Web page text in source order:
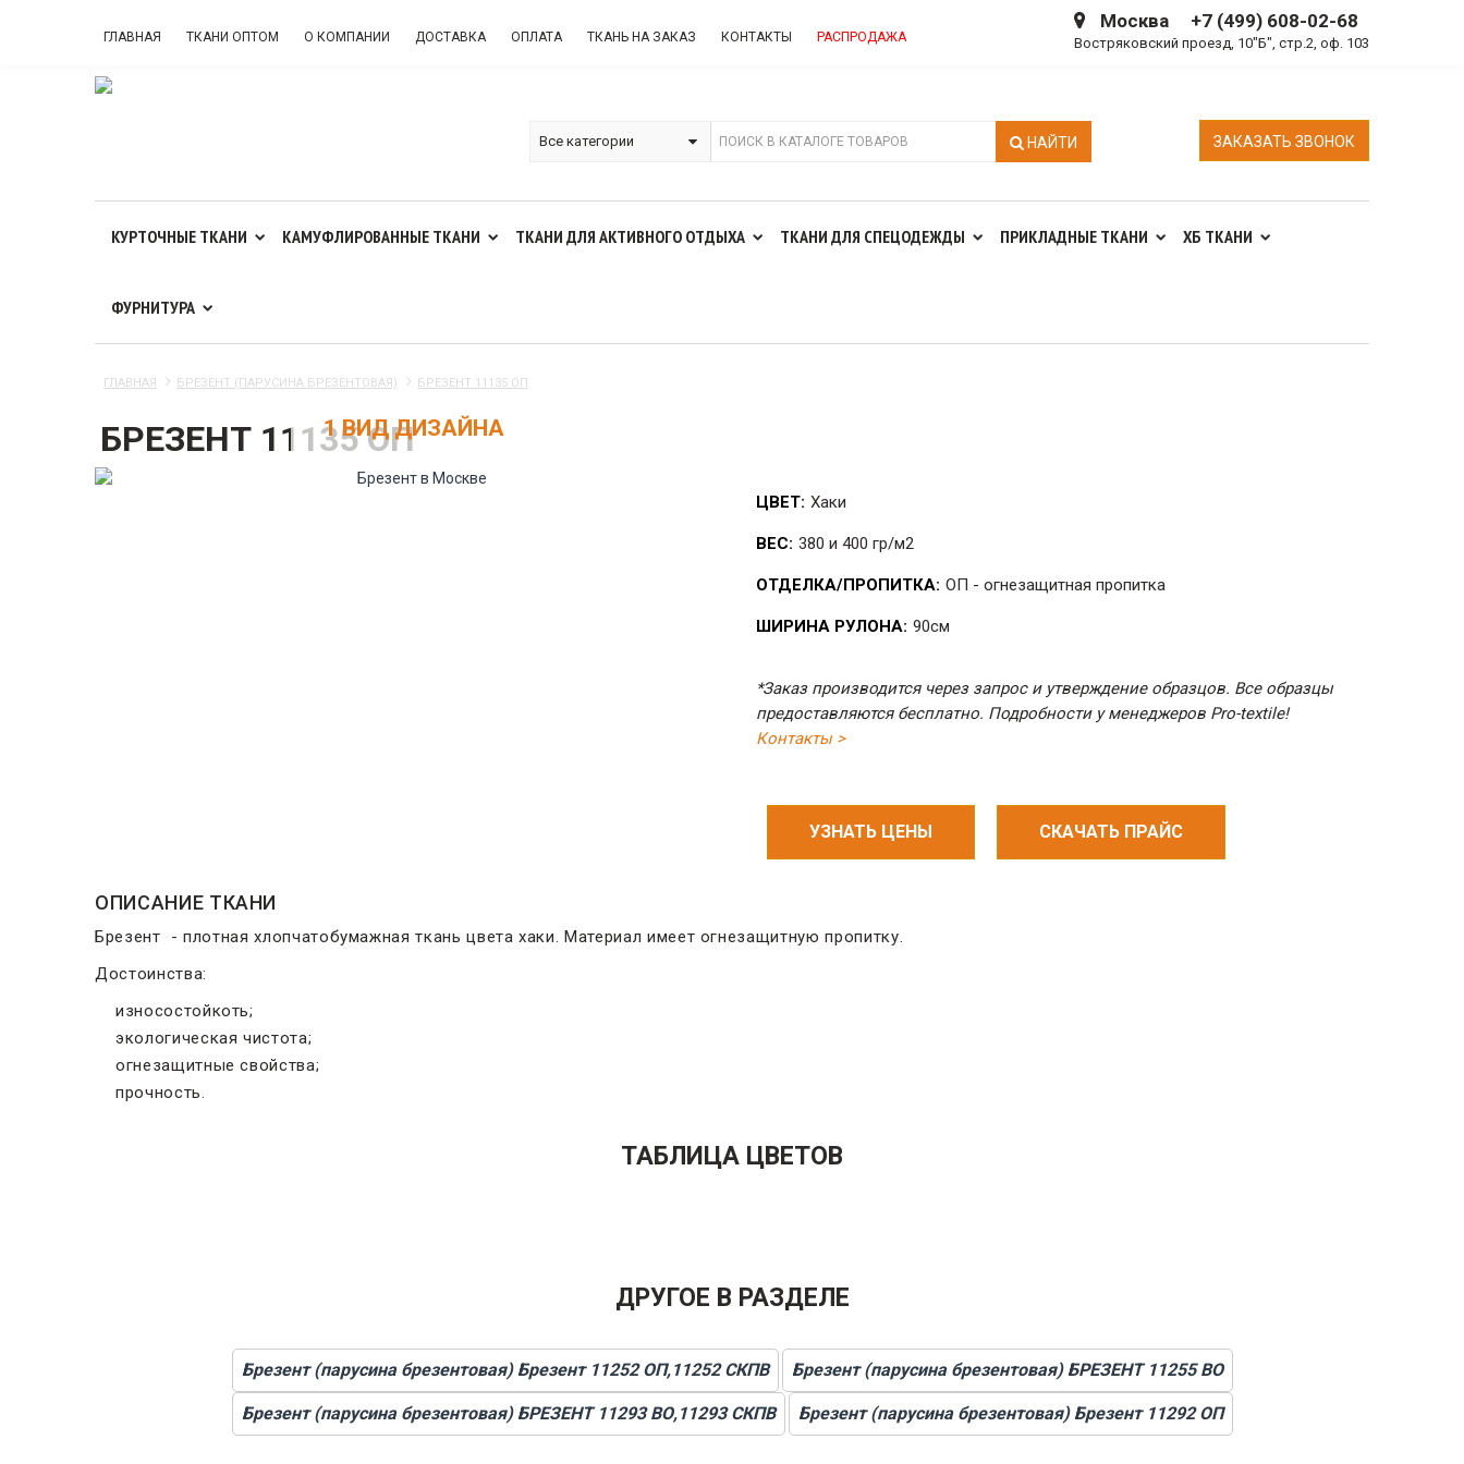
ГЛАВНАЯ ТКАНИ ОПТОМ О КОМПАНИИ ДОСТАВКА ОПЛАТА ТКАНЬ НА ЗАКАЗ КОНТАКТЫ РАСПРОДАЖА
Москва +7 (499) 608-02-68
Востряковский проезд, 10"Б", стр.2, оф. 103
НАЙТИ ЗАКАЗАТЬ ЗВОНОК
КУРТОЧНЫЕ ТКАНИ КАМУФЛИРОВАННЫЕ ТКАНИ ТКАНИ ДЛЯ АКТИВНОГО ОТДЫХА ТКАНИ ДЛЯ СПЕЦОДЕЖДЫ ПРИКЛАДНЫЕ ТКАНИ ХБ ТКАНИ
ФУРНИТУРА
ГЛАВНАЯ БРЕЗЕНТ (ПАРУСИНА БРЕЗЕНТОВАЯ) БРЕЗЕНТ 11135 ОП
БРЕЗЕНТ 11135 ОП1 ВИД ДИЗАЙНА
ЦВЕТ: Хаки
ВЕС: 380 и 400 гр/м2
ОТДЕЛКА/ПРОПИТКА: ОП - огнезащитная пропитка
ШИРИНА РУЛОНА: 90см
*Заказ производится через запрос и утверждение образцов. Все образцы
предоставляются бесплатно. Подробности у менеджеров Pro-textile!
Контакты >
УЗНАТЬ ЦЕНЫ СКАЧАТЬ ПРАЙС
ОПИСАНИЕ ТКАНИ
Брезент - плотная хлопчатобумажная ткань цвета хаки. Материал имеет огнезащитную пропитку.
Достоинства:
износостойкоть;
экологическая чистота;
огнезащитные свойства;
прочность.
ТАБЛИЦА ЦВЕТОВ
ДРУГОЕ В РАЗДЕЛЕ
Брезент (парусина брезентовая) Брезент 11252 ОП,11252 СКПВ Брезент (парусина брезентовая) БРЕЗЕНТ 11255 ВО
Брезент (парусина брезентовая) БРЕЗЕНТ 11293 ВО,11293 СКПВ Брезент (парусина брезентовая) Брезент 11292 ОП